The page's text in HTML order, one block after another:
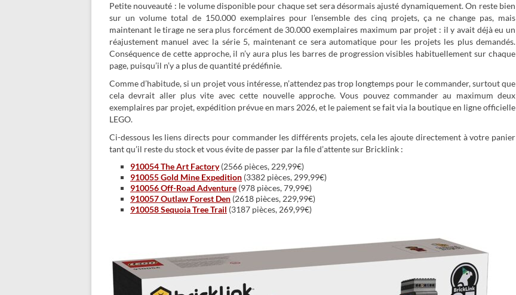
Petite nouveauté : le volume disponible pour chaque set sera désormais ajusté dynamiquement. On reste bien
sur un volume total de 150.000 exemplaires pour l’ensemble des cinq projets, ça ne change pas, mais
maintenant le tirage ne sera plus forcément de 30.000 exemplaires maximum par projet : il y avait déjà eu un
réajustement manuel avec la série 5, maintenant ce sera automatique pour les projets les plus demandés.
Conséquence de cette approche, il n’y aura plus les barres de progression visibles habituellement sur chaque
page, puisqu’il n’y a plus de quantité prédéfinie.
Comme d’habitude, si un projet vous intéresse, n’attendez pas trop longtemps pour le commander, surtout que
cela devrait aller plus vite avec cette nouvelle approche. Vous pouvez commander au maximum deux
exemplaires par projet, expédition prévue en mars 2026, et le paiement se fait via la boutique en ligne officielle
LEGO.
Ci-dessous les liens directs pour commander les différents projets, cela les ajoute directement à votre panier
tant qu’il reste du stock et vous évite de passer par la file d’attente sur Bricklink :
910054 The Art Factory(2566 pièces, 229,99€)
910055 Gold Mine Expedition (3382 pièces, 299,99€)
910056 Off-Road Adventure (978 pièces, 79,99€)
910057 Outlaw Forest Den (2618 pièces, 229,99€)
910058 Sequoia Tree Trail (3187 pièces, 269,99€)